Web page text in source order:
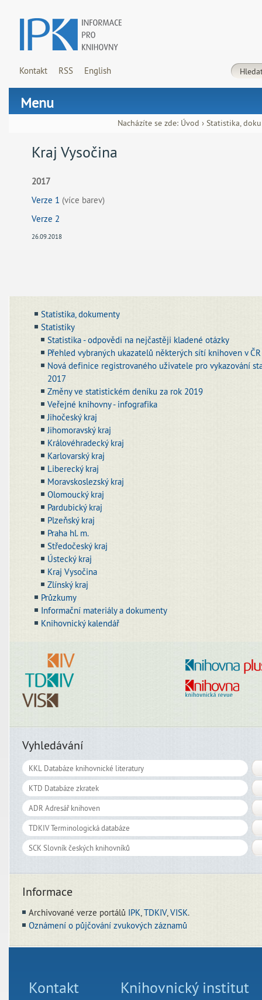
Kontakt RSS English
Menu
Nacházíte se zde: Úvod › Statistika,
Kraj Vysočina
2017
Verze 1 (více barev)
Verze 2
26.09.2018
Statistika, dokumenty
Statistiky
Statistika - odpovědi na nejčastěji kladené otázky
Přehled vybraných ukazatelů některých sítí knihoven v
Nová definice registrovaného uživatele pro vykazování
2017
Změny ve statistickém deníku za rok 2019
Veřejné knihovny - infografika
Jihočeský kraj
Jihomoravský kraj
Královéhradecký kraj
Karlovarský kraj
Liberecký kraj
Moravskoslezský kraj
Olomoucký kraj
Pardubický kraj
Plzeňský kraj
Praha hl. m.
Středočeský kraj
Ústecký kraj
Kraj Vysočina
Zlínský kraj
Průzkumy
Informační materiály a dokumenty
Knihovnický kalendář
Vyhledávání
Informace
Archivované verze portálů IPK,TDKIV,VISK.
Oznámení o půjčování zvukových záznamů
Kontakt Knihovnický institut